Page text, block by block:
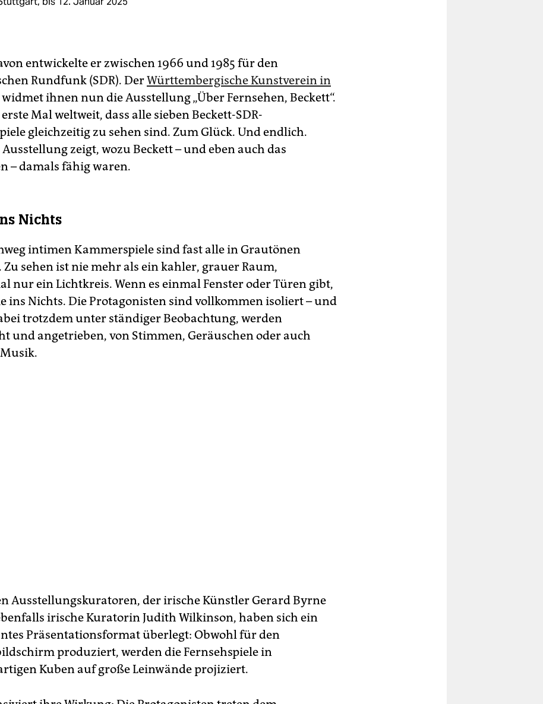
entwickelte er zwischen 1966 und 1985 für den
Rundfunk (SDR). DerWürttembergische Kunstverein in
widmet ihnen nun die Ausstellung „Über Fernsehen, Beckett“.
erste Mal weltweit, dass alle sieben Beckett-SDR-
gleichzeitig zu sehen sind. Zum Glück. Und endlich.
zeigt, wozu Beckett – und eben auch das
– damals fähig waren.
Nichts
intimen Kammerspiele sind fast alle in Grautönen
Zu sehen ist nie mehr als ein kahler, grauer Raum,
nur ein Lichtkreis. Wenn es einmal Fenster oder Türen gibt,
ins Nichts. Die Protagonisten sind vollkommen isoliert – und
trotzdem unter ständiger Beobachtung, werden
und angetrieben, von Stimmen, Geräuschen oder auch
Ausstellungskuratoren, der irische Künstler Gerard Byrne
irische Kuratorin Judith Wilkinson, haben sich ein
Präsentationsformat überlegt: Obwohl für den
produziert, werden die Fernsehspiele in
Kuben auf große Leinwände projiziert.